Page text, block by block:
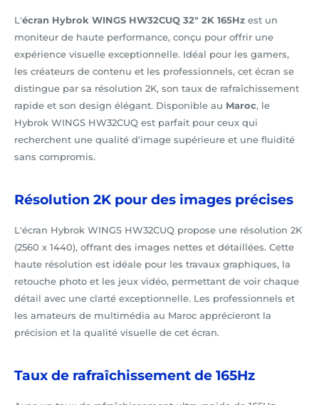
L'écran Hybrok WINGS HW32CUQ 32" 2K 165Hz est un
moniteur de haute performance, conçu pour offrir une
expérience visuelle exceptionnelle. Idéal pour les gamers,
les créateurs de contenu et les professionnels, cet écran se
distingue par sa résolution 2K, son taux de rafraîchissement
rapide et son design élégant. Disponible au Maroc, le
Hybrok WINGS HW32CUQ est parfait pour ceux qui
recherchent une qualité d'image supérieure et une fluidité
sans compromis.
Résolution 2K pour des images précises
L'écran Hybrok WINGS HW32CUQ propose une résolution 2K
(2560 x 1440), offrant des images nettes et détaillées. Cette
haute résolution est idéale pour les travaux graphiques, la
retouche photo et les jeux vidéo, permettant de voir chaque
détail avec une clarté exceptionnelle. Les professionnels et
les amateurs de multimédia au Maroc apprécieront la
précision et la qualité visuelle de cet écran.
Taux de rafraîchissement de 165Hz